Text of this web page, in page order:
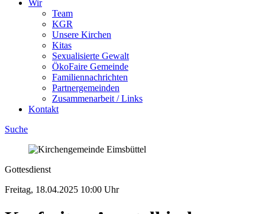
Wir
Team
KGR
Unsere Kirchen
Kitas
Sexualisierte Gewalt
ÖkoFaire Gemeinde
Familiennachrichten
Partnergemeinden
Zusammenarbeit / Links
Kontakt
Suche
Gottesdienst
Freitag, 18.04.2025 10:00 Uhr